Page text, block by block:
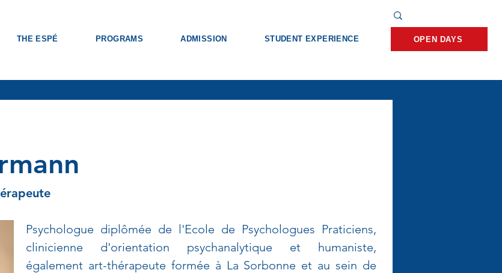
THE ESPÉ PROGRAMS ADMISSION STUDENT EXPERIENCE OPEN DAYS
Psychologue diplômée de l'Ecole de Psychologues Praticiens,
clinicienne d'orientation psychanalytique et humaniste,
également art-thérapeute formée à La Sorbonne et au sein de